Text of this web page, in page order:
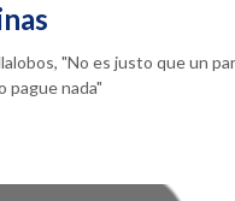
"No es justo que un
pague nada"